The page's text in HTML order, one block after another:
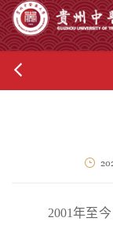
2001年至今